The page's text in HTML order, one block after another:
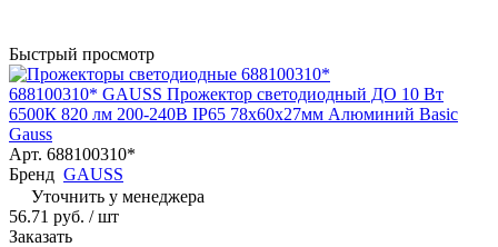
Быстрый просмотр
688100310* GAUSS Прожектор светодиодный ДО 10 Вт
6500К 820 лм 200-240В IP65 78х60х27мм Алюминий Basic
Gauss
Арт. 688100310*
Бренд GAUSS
Уточнить у менеджера
56.71 руб. / шт
Заказать